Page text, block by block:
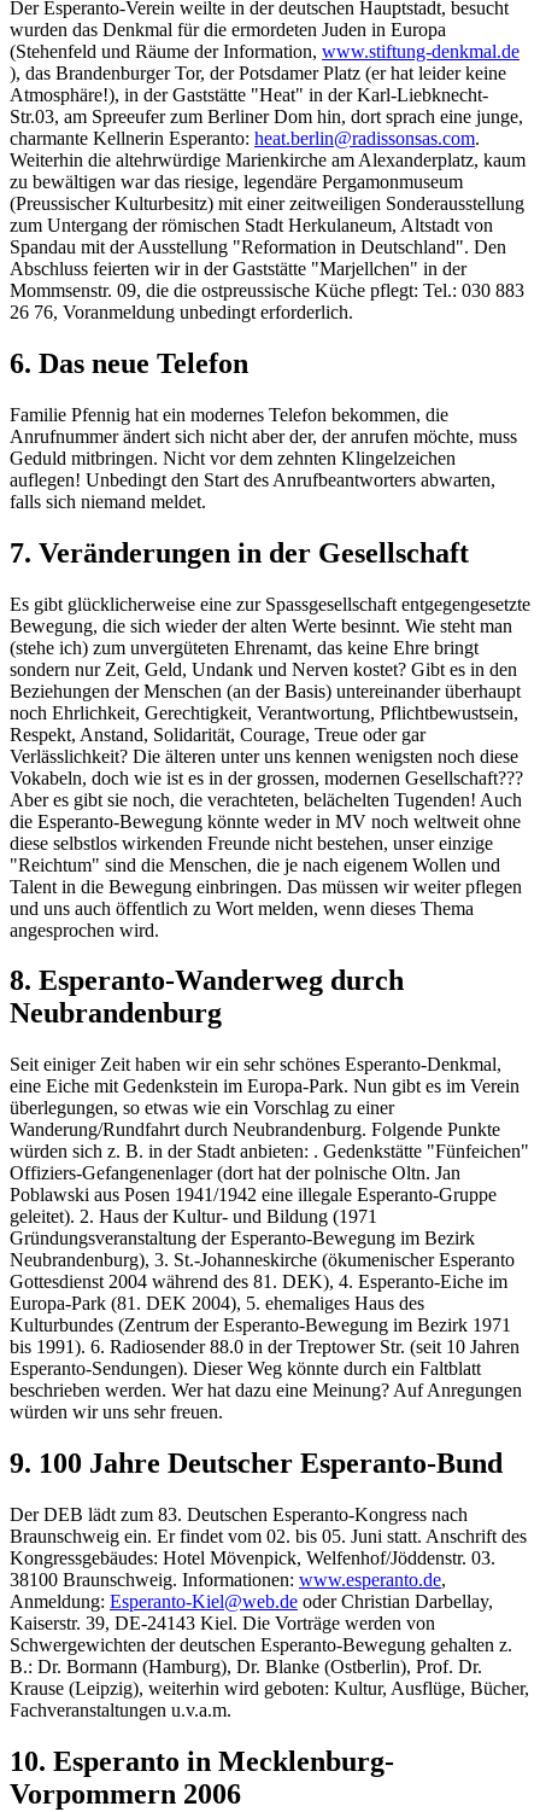
Der Esperanto-Verein weilte in der deutschen Hauptstadt, besucht
wurden das Denkmal für die ermordeten Juden in Europa
(Stehenfeld und Räume der Information, www.stiftung-denkmal.de
), das Brandenburger Tor, der Potsdamer Platz (er hat leider keine
Atmosphäre!), in der Gaststätte "Heat" in der Karl-Liebknecht-
Str.03, am Spreeufer zum Berliner Dom hin, dort sprach eine junge,
charmante Kellnerin Esperanto: heat.berlin@radissonsas.com.
Weiterhin die altehrwürdige Marienkirche am Alexanderplatz, kaum
zu bewältigen war das riesige, legendäre Pergamonmuseum
(Preussischer Kulturbesitz) mit einer zeitweiligen Sonderausstellung
zum Untergang der römischen Stadt Herkulaneum, Altstadt von
Spandau mit der Ausstellung "Reformation in Deutschland". Den
Abschluss feierten wir in der Gaststätte "Marjellchen" in der
Mommsenstr. 09, die die ostpreussische Küche pflegt: Tel.: 030 883
26 76, Voranmeldung unbedingt erforderlich.
6. Das neue Telefon
Familie Pfennig hat ein modernes Telefon bekommen, die
Anrufnummer ändert sich nicht aber der, der anrufen möchte, muss
Geduld mitbringen. Nicht vor dem zehnten Klingelzeichen
auflegen! Unbedingt den Start des Anrufbeantworters abwarten,
falls sich niemand meldet.
7. Veränderungen in der Gesellschaft
Es gibt glücklicherweise eine zur Spassgesellschaft entgegengesetzte
Bewegung, die sich wieder der alten Werte besinnt. Wie steht man
(stehe ich) zum unvergüteten Ehrenamt, das keine Ehre bringt
sondern nur Zeit, Geld, Undank und Nerven kostet? Gibt es in den
Beziehungen der Menschen (an der Basis) untereinander überhaupt
noch Ehrlichkeit, Gerechtigkeit, Verantwortung, Pflichtbewustsein,
Respekt, Anstand, Solidarität, Courage, Treue oder gar
Verlässlichkeit? Die älteren unter uns kennen wenigsten noch diese
Vokabeln, doch wie ist es in der grossen, modernen Gesellschaft???
Aber es gibt sie noch, die verachteten, belächelten Tugenden! Auch
die Esperanto-Bewegung könnte weder in MV noch weltweit ohne
diese selbstlos wirkenden Freunde nicht bestehen, unser einzige
"Reichtum" sind die Menschen, die je nach eigenem Wollen und
Talent in die Bewegung einbringen. Das müssen wir weiter pflegen
und uns auch öffentlich zu Wort melden, wenn dieses Thema
angesprochen wird.
8. Esperanto-Wanderweg durch
Neubrandenburg
Seit einiger Zeit haben wir ein sehr schönes Esperanto-Denkmal,
eine Eiche mit Gedenkstein im Europa-Park. Nun gibt es im Verein
überlegungen, so etwas wie ein Vorschlag zu einer
Wanderung/Rundfahrt durch Neubrandenburg. Folgende Punkte
würden sich z. B. in der Stadt anbieten: . Gedenkstätte "Fünfeichen"
Offiziers-Gefangenenlager (dort hat der polnische Oltn. Jan
Poblawski aus Posen 1941/1942 eine illegale Esperanto-Gruppe
geleitet). 2. Haus der Kultur- und Bildung (1971
Gründungsveranstaltung der Esperanto-Bewegung im Bezirk
Neubrandenburg), 3. St.-Johanneskirche (ökumenischer Esperanto
Gottesdienst 2004 während des 81. DEK), 4. Esperanto-Eiche im
Europa-Park (81. DEK 2004), 5. ehemaliges Haus des
Kulturbundes (Zentrum der Esperanto-Bewegung im Bezirk 1971
bis 1991). 6. Radiosender 88.0 in der Treptower Str. (seit 10 Jahren
Esperanto-Sendungen). Dieser Weg könnte durch ein Faltblatt
beschrieben werden. Wer hat dazu eine Meinung? Auf Anregungen
würden wir uns sehr freuen.
9. 100 Jahre Deutscher Esperanto-Bund
Der DEB lädt zum 83. Deutschen Esperanto-Kongress nach
Braunschweig ein. Er findet vom 02. bis 05. Juni statt. Anschrift des
Kongressgebäudes: Hotel Mövenpick, Welfenhof/Jöddenstr. 03.
38100 Braunschweig. Informationen: www.esperanto.de,
Anmeldung: Esperanto-Kiel@web.de oder Christian Darbellay,
Kaiserstr. 39, DE-24143 Kiel. Die Vorträge werden von
Schwergewichten der deutschen Esperanto-Bewegung gehalten z.
B.: Dr. Bormann (Hamburg), Dr. Blanke (Ostberlin), Prof. Dr.
Krause (Leipzig), weiterhin wird geboten: Kultur, Ausflüge, Bücher,
Fachveranstaltungen u.v.a.m.
10. Esperanto in Mecklenburg-
Vorpommern 2006